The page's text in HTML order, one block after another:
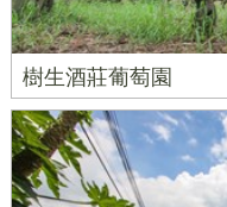
樹生酒莊葡萄園